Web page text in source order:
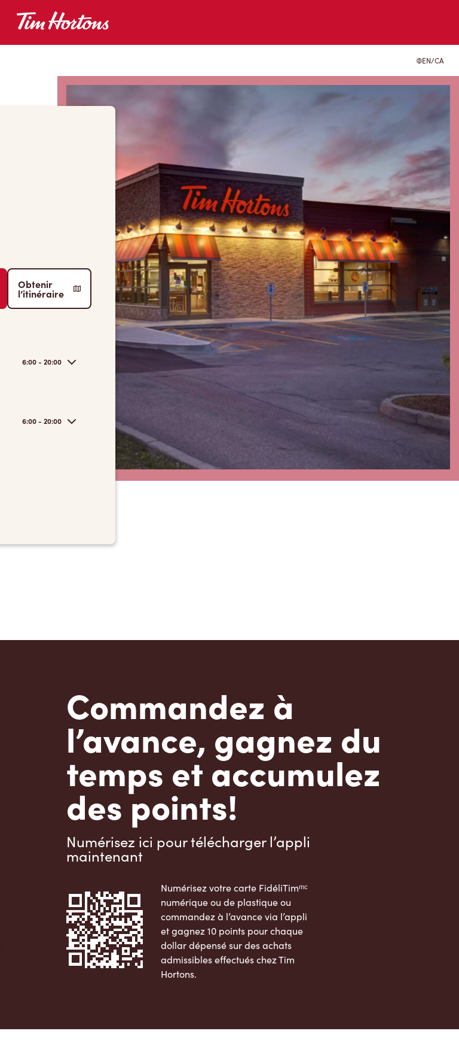
EN/CA
Obtenir
l’itinéraire
6:00 - 20:00
6:00 - 20:00
Commandez à
l’avance, gagnez du
temps et accumulez
des points!
Numérisez ici pour télécharger l’appli
maintenant
Numérisez votre carte FidéliTimᵐᶜ
numérique ou de plastique ou
commandez à l’avance via l’appli
et gagnez 10 points pour chaque
dollar dépensé sur des achats
admissibles effectués chez Tim
Hortons.